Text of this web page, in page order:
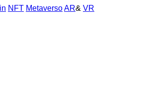
NFT MetaversoAR& VR